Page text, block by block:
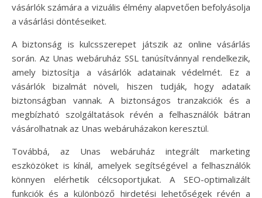
vásárlók számára a vizuális élmény alapvetően befolyásolja
a vásárlási döntéseiket.
A biztonság is kulcsszerepet játszik az online vásárlás
során. Az Unas webáruház SSL tanúsítvánnyal rendelkezik,
amely biztosítja a vásárlók adatainak védelmét. Ez a
vásárlók bizalmát növeli, hiszen tudják, hogy adataik
biztonságban vannak. A biztonságos tranzakciók és a
megbízható szolgáltatások révén a felhasználók bátran
vásárolhatnak az Unas webáruházakon keresztül.
Továbbá, az Unas webáruház integrált marketing
eszközöket is kínál, amelyek segítségével a felhasználók
könnyen elérhetik célcsoportjukat. A SEO-optimalizált
funkciók és a különböző hirdetési lehetőségek révén a